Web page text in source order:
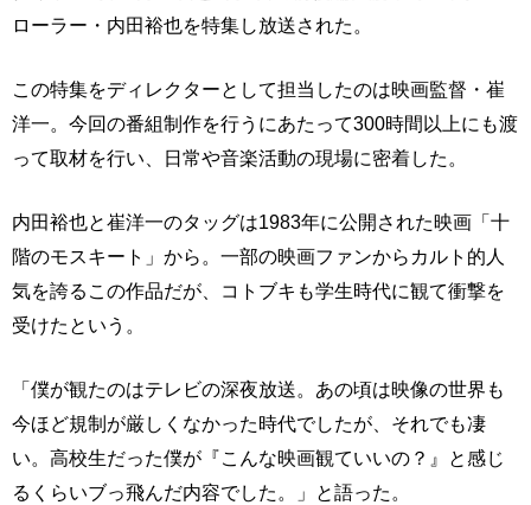
ローラー・内田裕也を特集し放送された。
この特集をディレクターとして担当したのは映画監督・崔
洋一。今回の番組制作を行うにあたって300時間以上にも渡
って取材を行い、日常や音楽活動の現場に密着した。
内田裕也と崔洋一のタッグは1983年に公開された映画「十
階のモスキート」から。一部の映画ファンからカルト的人
気を誇るこの作品だが、コトブキも学生時代に観て衝撃を
受けたという。
「僕が観たのはテレビの深夜放送。あの頃は映像の世界も
今ほど規制が厳しくなかった時代でしたが、それでも凄
い。高校生だった僕が『こんな映画観ていいの？』と感じ
るくらいブっ飛んだ内容でした。」と語った。